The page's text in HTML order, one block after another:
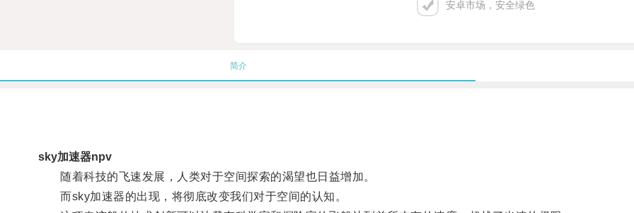
安卓市场，安全绿色
简介
sky加速器npv
随着科技的飞速发展，人类对于空间探索的渴望也日益增加。
而sky加速器的出现，将彻底改变我们对于空间的认知。